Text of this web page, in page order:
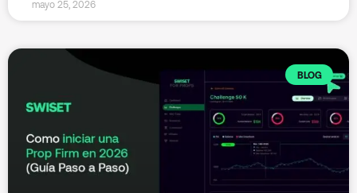
mayo 25, 2026
BLOG